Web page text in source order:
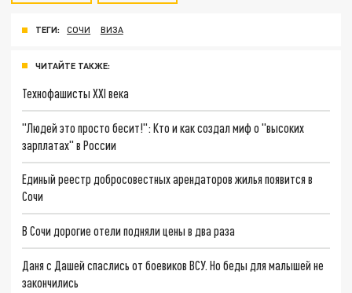
ТЕГИ: СОЧИ ВИЗА
ЧИТАЙТЕ ТАКЖЕ:
Технофашисты XXI века
"Людей это просто бесит!": Кто и как создал миф о "высоких
зарплатах" в России
Единый реестр добросовестных арендаторов жилья появится в
Сочи
В Сочи дорогие отели подняли цены в два раза
Даня с Дашей спаслись от боевиков ВСУ. Но беды для малышей не
закончились